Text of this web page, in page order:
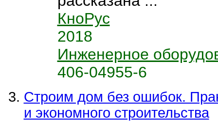
КноРус
2018
Инженерное
406-04955-6
Строим дом без ошибок.
и экономного строительства